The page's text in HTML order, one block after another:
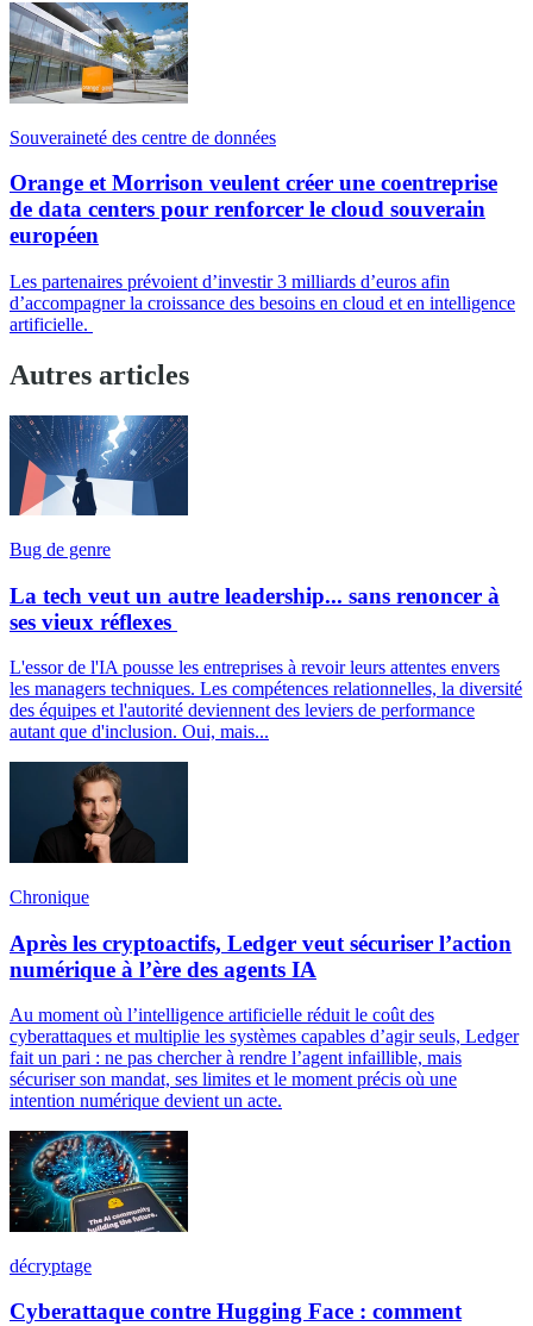
Souveraineté des centre de données
Orange et Morrison veulent créer une coentreprise
de data centers pour renforcer le cloud souverain
européen
Les partenaires prévoient d’investir 3 milliards d’euros afin
d’accompagner la croissance des besoins en cloud et en intelligence
artificielle.
Autres articles
Bug de genre
La tech veut un autre leadership... sans renoncer à
ses vieux réflexes
L'essor de l'IA pousse les entreprises à revoir leurs attentes envers
les managers techniques. Les compétences relationnelles, la diversité
des équipes et l'autorité deviennent des leviers de performance
autant que d'inclusion. Oui, mais...
Chronique
Après les cryptoactifs, Ledger veut sécuriser l’action
numérique à l’ère des agents IA
Au moment où l’intelligence artificielle réduit le coût des
cyberattaques et multiplie les systèmes capables d’agir seuls, Ledger
fait un pari : ne pas chercher à rendre l’agent infaillible, mais
sécuriser son mandat, ses limites et le moment précis où une
intention numérique devient un acte.
décryptage
Cyberattaque contre Hugging Face : comment